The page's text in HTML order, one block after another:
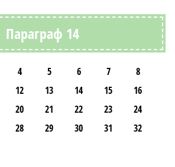
Параграф 14
4 5 6 7
8
12 13 14 15
16
20 21 22 23
24
28 29 30 31
32